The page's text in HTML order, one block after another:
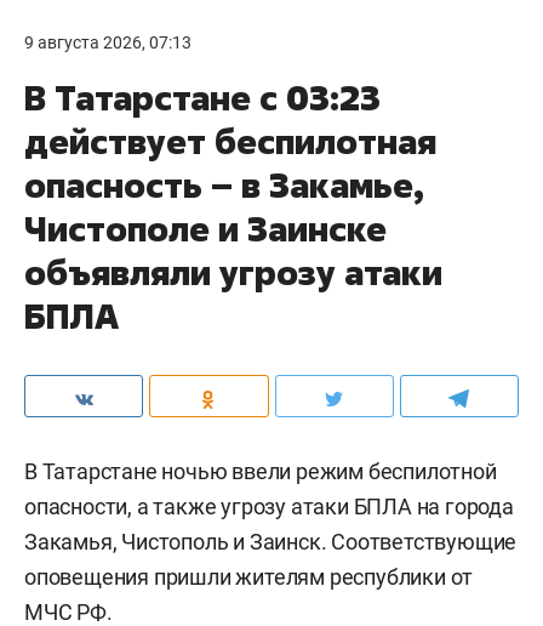
9 августа 2026, 07:13
В Татарстане с 03:23
действует беспилотная
опасность – в Закамье,
Чистополе и Заинске
объявляли угрозу атаки
БПЛА
В Татарстане ночью ввели режим беспилотной
опасности, а также угрозу атаки БПЛА на города
Закамья, Чистополь и Заинск. Соответствующие
оповещения пришли жителям республики от
МЧС РФ.